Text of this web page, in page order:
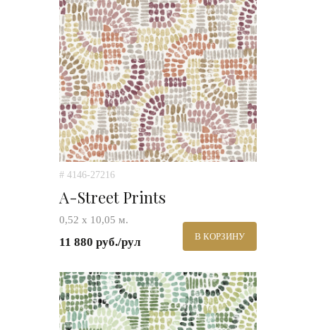
# 4146-27216
A-Street Prints
0,52 х 10,05 м.
11 880 руб./рул В КОРЗИНУ